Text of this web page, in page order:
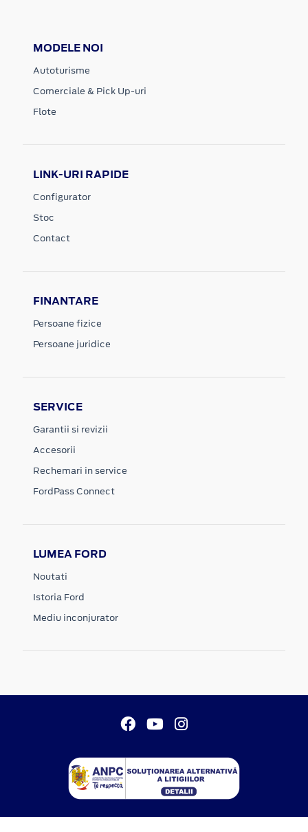
MODELE NOI
Autoturisme
Comerciale & Pick Up-uri
Flote
LINK-URI RAPIDE
Configurator
Stoc
Contact
FINANTARE
Persoane fizice
Persoane juridice
SERVICE
Garantii si revizii
Accesorii
Rechemari in service
FordPass Connect
LUMEA FORD
Noutati
Istoria Ford
Mediu inconjurator